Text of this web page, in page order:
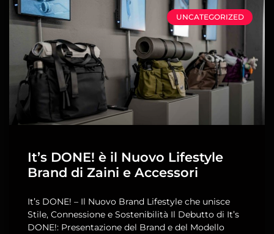
UNCATEGORIZED
It’s DONE! è il Nuovo Lifestyle
Brand di Zaini e Accessori
It’s DONE! – Il Nuovo Brand Lifestyle che unisce
Stile, Connessione e Sostenibilità Il Debutto di It’s
DONE!: Presentazione del Brand e del Modello